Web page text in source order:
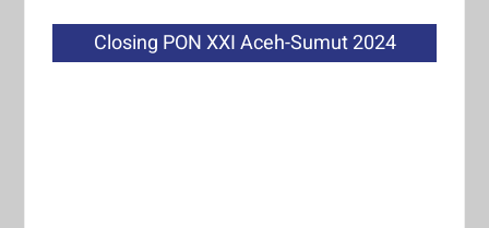
Closing PON XXI Aceh-Sumut 2024